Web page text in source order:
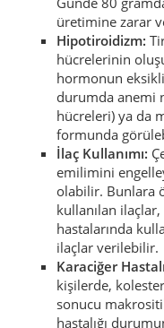
üretimine zarar
Hipotiroidizm:
hücrelerinin
hormonun
durumda anemi
hücreleri) ya da
formunda
İlaç Kullanımı:
emilimini
olabilir. Bunlara
kullanılan
hastalarında
ilaçlar verilebilir.
Karaciğer
kişilerde,
sonucu
hastalığı